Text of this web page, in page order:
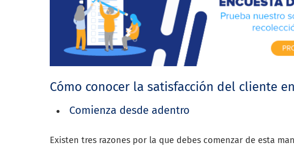
Cómo conocer la satisfacción del cliente
Comienza desde adentro
Existen tres razones por la que debes comenzar de esta